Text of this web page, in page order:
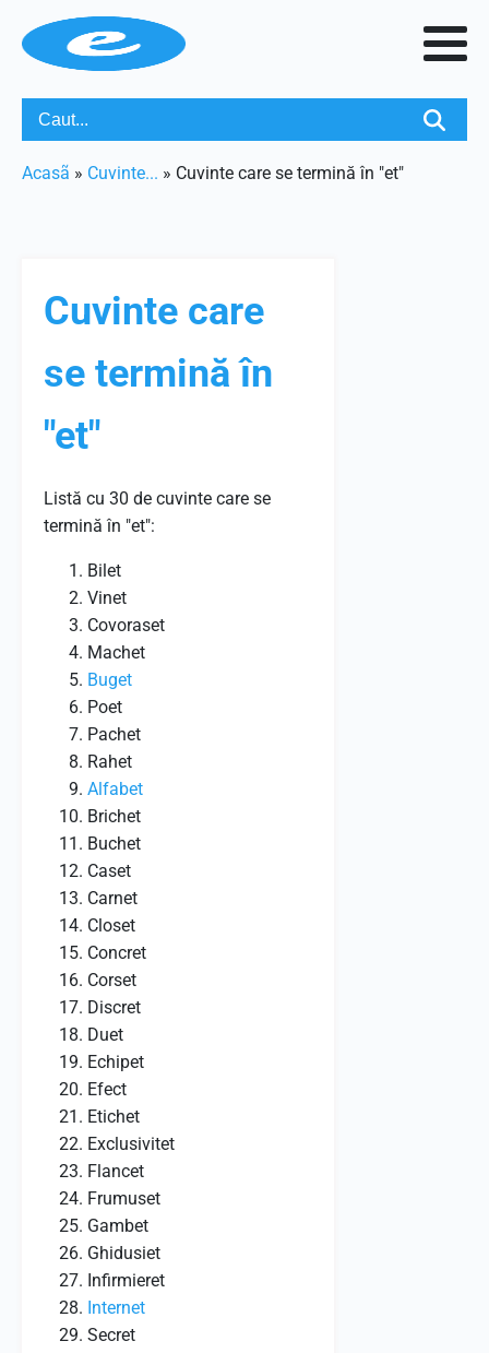
Acasã » Cuvinte... » Cuvinte care se termină în "et"
Cuvinte care
se termină în
"et"
Listă cu 30 de cuvinte care se
termină în "et":
Bilet
Vinet
Covoraset
Machet
Buget
Poet
Pachet
Rahet
Alfabet
Brichet
Buchet
Caset
Carnet
Closet
Concret
Corset
Discret
Duet
Echipet
Efect
Etichet
Exclusivitet
Flancet
Frumuset
Gambet
Ghidusiet
Infirmieret
Internet
Secret